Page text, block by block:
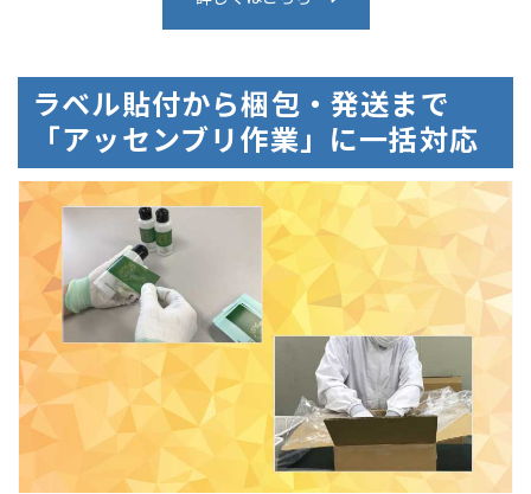
ラベル貼付から梱包・発送まで
「アッセンブリ作業」に一括対応